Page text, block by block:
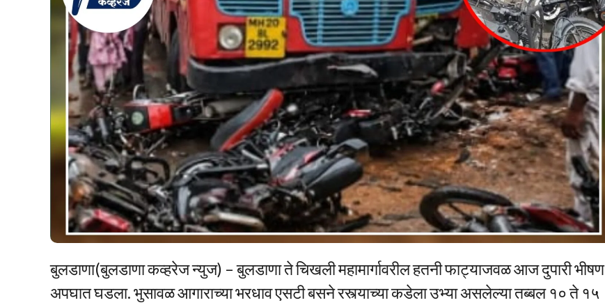
बुलडाणा(बुलडाणा कव्हरेज न्युज) – बुलडाणा ते चिखली महामार्गावरील हतनी फाट्याजवळ आज दुपारी भीषण
अपघात घडला. भुसावळ आगाराच्या भरधाव एसटी बसने रस्त्याच्या कडेला उभ्या असलेल्या तब्बल १० ते १५